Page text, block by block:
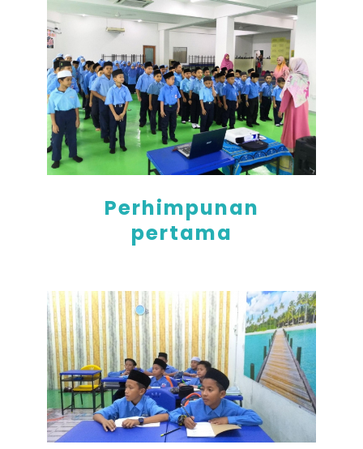
Perhimpunan
pertama